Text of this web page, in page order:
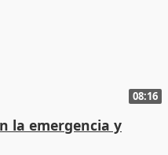
08:16
la emergencia y